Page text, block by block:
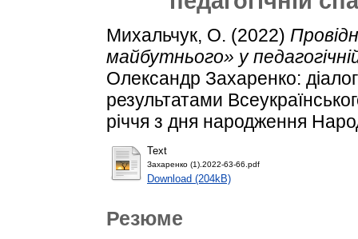
Михальчук, О. (2022)
майбутнього» у
Олександр Захаренко: діалог
результатами
річчя з дня народження
Text
Захаренко (1).2022-63-66.pdf
Download (204kB)
Резюме